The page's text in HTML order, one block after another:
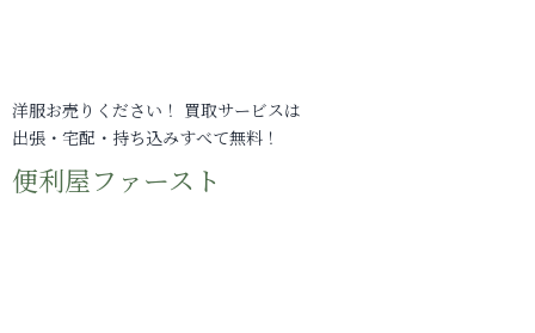
洋服お売りください！ 買取サービスは
出張・宅配・持ち込みすべて無料！
便利屋ファースト